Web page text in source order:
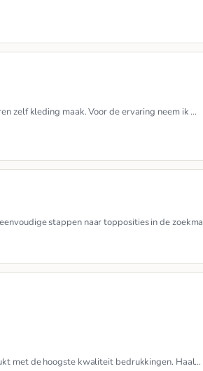
zelf kleding maak. Voor de ervaring neem ik …
stappen naar topposities in de
met de hoogste kwaliteit bedrukkingen. Haal…